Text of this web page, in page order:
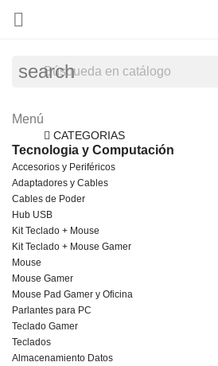

search
Menú
CATEGORIAS
Tecnologia y Computación
Accesorios y Periféricos
Adaptadores y Cables
Cables de Poder
Hub USB
Kit Teclado + Mouse
Kit Teclado + Mouse Gamer
Mouse
Mouse Gamer
Mouse Pad Gamer y Oficina
Parlantes para PC
Teclado Gamer
Teclados
Almacenamiento Datos